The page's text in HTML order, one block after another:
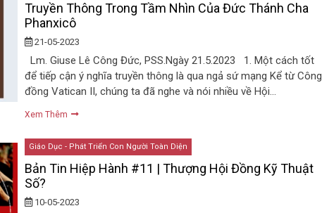
Truyền Thông Trong Tầm Nhìn Của Đức Thánh Cha
Phanxicô
21-05-2023
Lm. Giuse Lê Công Đức, PSS.Ngày 21.5.2023 1. Một cách tốt
để tiếp cận ý nghĩa truyền thông là qua ngả sứ mạng Kể từ Công
đồng Vatican II, chúng ta đã nghe và nói nhiều về Hội…
Xem Thêm
Giáo Dục - Phát Triển Con Người Toàn Diện
Bản Tin Hiệp Hành #11 | Thượng Hội Đồng Kỹ Thuật
Số?
10-05-2023